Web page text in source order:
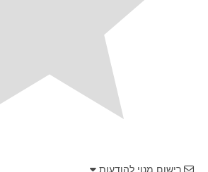
רישום מנוי להודעות